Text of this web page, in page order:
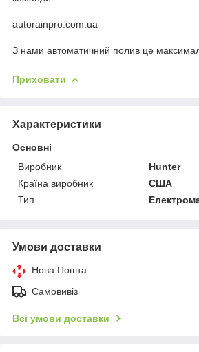
autorainpro.com.ua
З нами автоматичний полив це
Приховати
Характеристики
Основні
Виробник
Hunter
Країна виробник
США
Тип
Умови доставки
Нова Пошта
Самовивіз
Всі умови доставки